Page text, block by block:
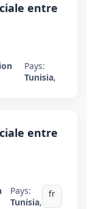
entre
Pays:
Tunisia,
entre
Pays:
Tunisia,
fr